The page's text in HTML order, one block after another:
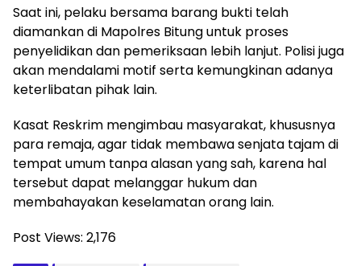
Saat ini, pelaku bersama barang bukti telah
diamankan di Mapolres Bitung untuk proses
penyelidikan dan pemeriksaan lebih lanjut. Polisi juga
akan mendalami motif serta kemungkinan adanya
keterlibatan pihak lain.
Kasat Reskrim mengimbau masyarakat, khususnya
para remaja, agar tidak membawa senjata tajam di
tempat umum tanpa alasan yang sah, karena hal
tersebut dapat melanggar hukum dan
membahayakan keselamatan orang lain.
Post Views: 2,176